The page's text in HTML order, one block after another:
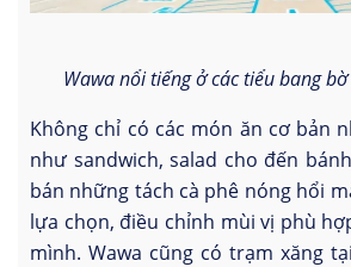
Wawa nổi tiếng ở các tiểu bang
Không chỉ có các món ăn cơ bản
như sandwich, salad cho đến
bán những tách cà phê nóng hổi
lựa chọn, điều chỉnh mùi vị phù
mình. Wawa cũng có trạm xăng